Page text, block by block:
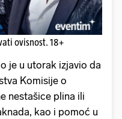
ovisnost. 18+
je u utorak izjavio da
Komisije o
nestašice plina ili
kao i pomoć u